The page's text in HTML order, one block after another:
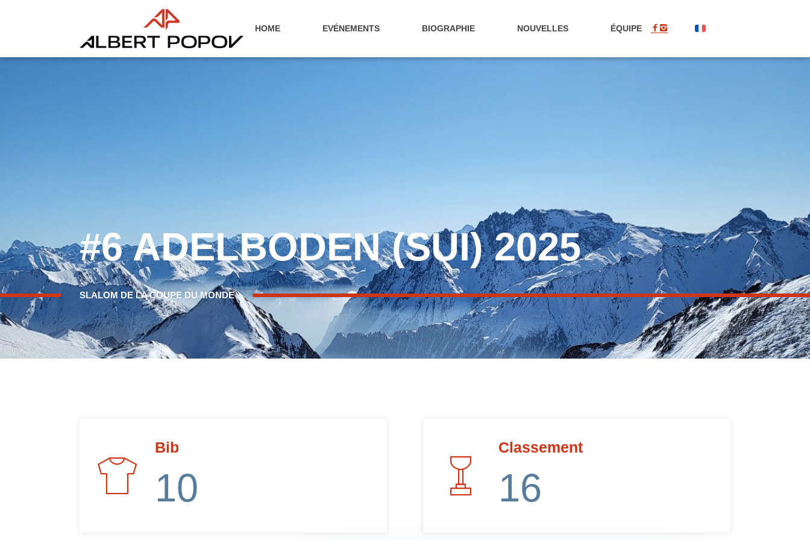
HOME EVÉNEMENTS BIOGRAPHIE NOUVELLES ÉQUIPE
#6 ADELBODEN (SUI) 2025
SLALOM DE LA COUPE DU MONDE
Bib
10
Classement
16